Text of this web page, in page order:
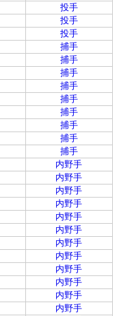
投手
投手
投手
捕手
捕手
捕手
捕手
捕手
捕手
捕手
捕手
捕手
内野手
内野手
内野手
内野手
内野手
内野手
内野手
内野手
内野手
内野手
内野手
内野手